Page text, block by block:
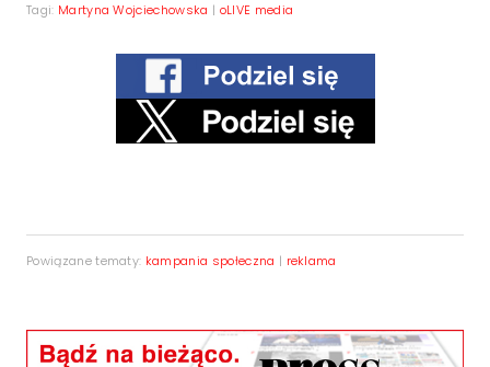
Tagi: Martyna Wojciechowska | oLIVE media
Powiązane tematy: kampania społeczna | reklama